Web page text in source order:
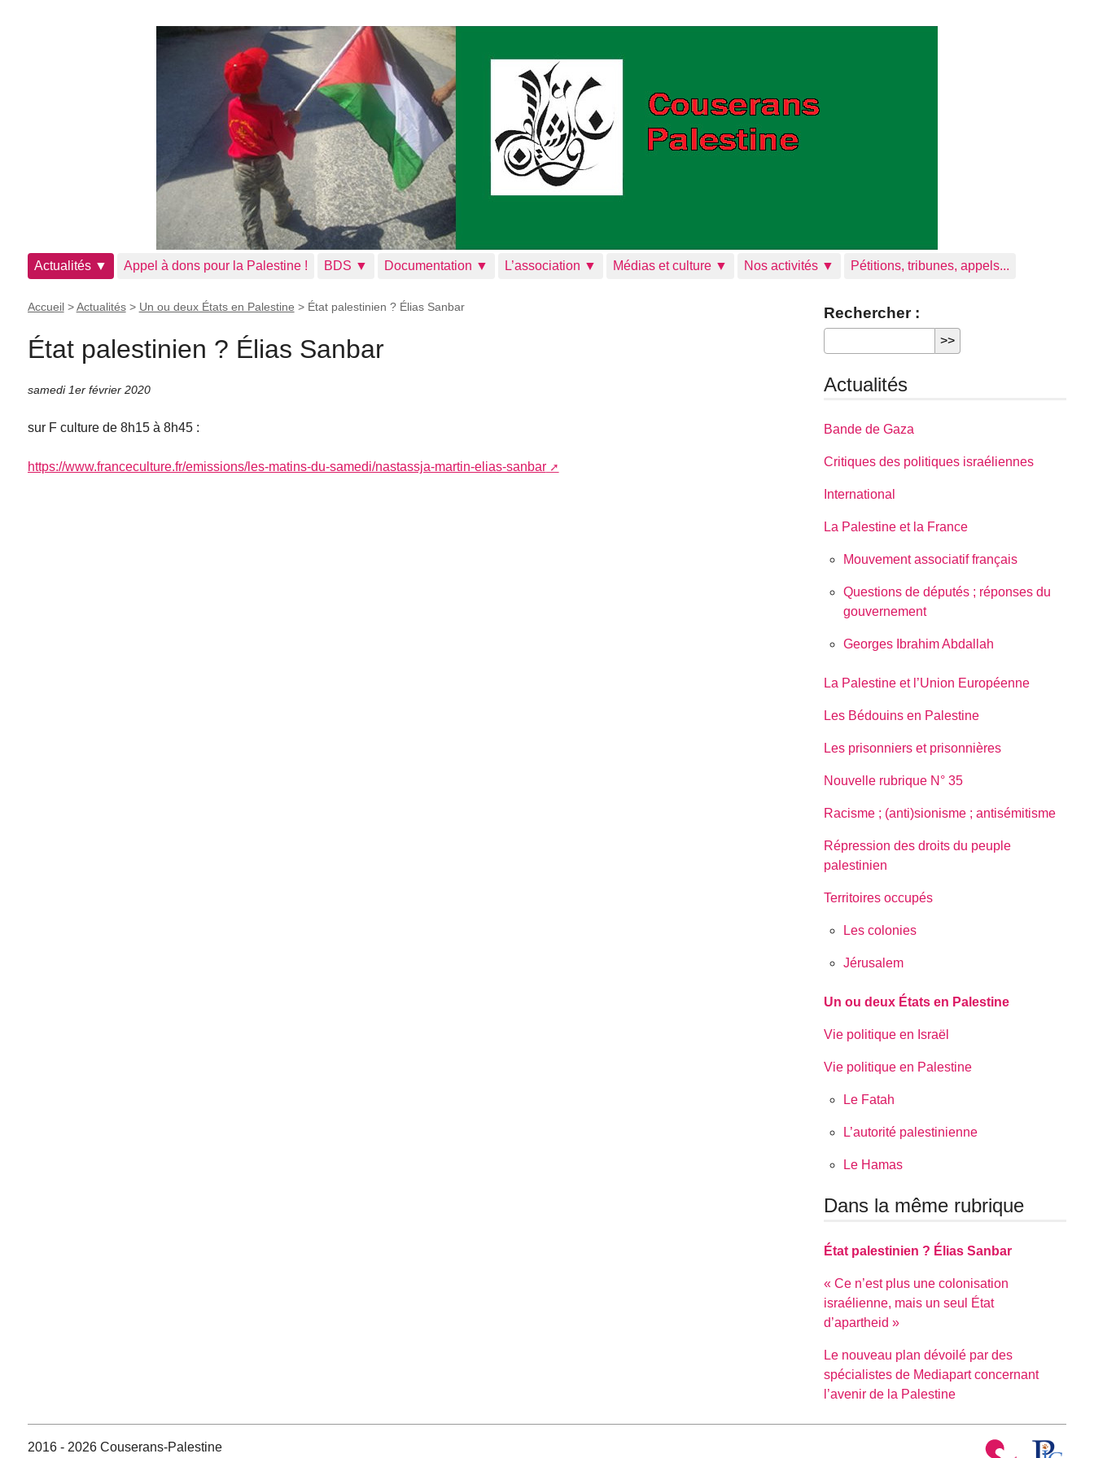
Actualités ▼ Appel à dons pour la Palestine ! BDS ▼ Documentation ▼ L’association ▼ Médias et culture ▼ Nos activités ▼ Pétitions, tribunes, appels...
Accueil>Actualités> Un ou deux États en Palestine > État palestinien ? Élias Sanbar
État palestinien ? Élias Sanbar
samedi 1er février 2020
sur F culture de 8h15 à 8h45 :
https://www.franceculture.fr/emissions/les-matins-du-samedi/nastassja-martin-elias-sanbar
Rechercher :
Actualités
Bande de Gaza
Critiques des politiques israéliennes
International
La Palestine et la France
Mouvement associatif français
Questions de députés ; réponses du
gouvernement
Georges Ibrahim Abdallah
La Palestine et l’Union Européenne
Les Bédouins en Palestine
Les prisonniers et prisonnières
Nouvelle rubrique N° 35
Racisme ; (anti)sionisme ; antisémitisme
Répression des droits du peuple
palestinien
Territoires occupés
Les colonies
Jérusalem
Un ou deux États en Palestine
Vie politique en Israël
Vie politique en Palestine
Le Fatah
L’autorité palestinienne
Le Hamas
Dans la même rubrique
État palestinien ? Élias Sanbar
« Ce n’est plus une colonisation
israélienne, mais un seul État
d’apartheid »
Le nouveau plan dévoilé par des
spécialistes de Mediapart concernant
l’avenir de la Palestine
2016 - 2026 Couserans-Palestine